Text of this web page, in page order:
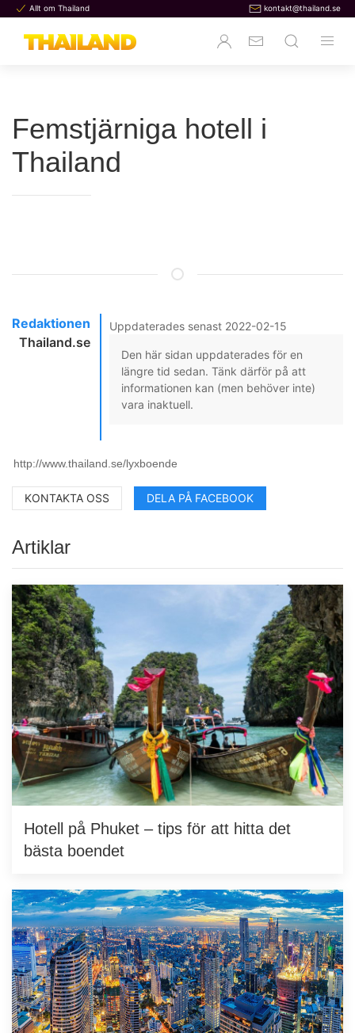
Allt om Thailand kontakt@thailand.se
Femstjärniga hotell i
Thailand
Redaktionen
Thailand.se
Uppdaterades senast 2022-02-15
Den här sidan uppdaterades för en
längre tid sedan. Tänk därför på att
informationen kan (men behöver inte)
vara inaktuell.
KONTAKTA OSS DELA PÅ FACEBOOK
Artiklar
Hotell på Phuket – tips för att hitta det
bästa boendet